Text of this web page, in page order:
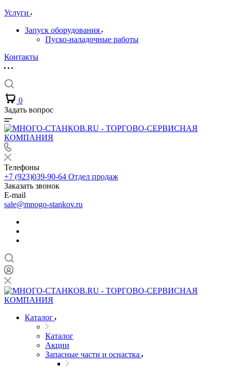
Услуги
Запуск оборудования
Пуско-наладочные работы
Контакты
0
Задать вопрос
Телефоны
+7 (923)039-90-64 Отдел продаж
Заказать звонок
E-mail
sale@mnogo-stankov.ru
Каталог
Каталог
Акции
Запасные части и оснастка